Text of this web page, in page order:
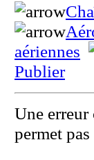
aériennes
Publier
Une
permet